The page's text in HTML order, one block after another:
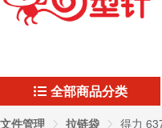
全部商品分类
文件管理 拉链袋 得力